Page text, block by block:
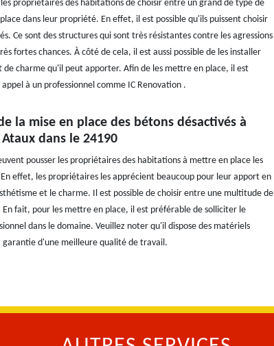
propriétaires des habitations de choisir entre un grand de type de
dans leur propriété. En effet, il est possible qu'ils puissent choisir
Ce sont des structures qui sont très résistantes contre les agressions
fortes chances. À côté de cela, il est aussi possible de les installer
de charme qu'il peut apporter. Afin de les mettre en place, il est
à un professionnel comme IC Renovation .
la mise en place des bétons désactivés à
dans le 24190
pousser les propriétaires des habitations à mettre en place les
effet, les propriétaires les apprécient beaucoup pour leur apport en
et le charme. Il est possible de choisir entre une multitude de
En fait, pour les mettre en place, il est préférable de solliciter le
dans le domaine. Veuillez noter qu'il dispose des matériels
garantie d'une meilleure qualité de travail.